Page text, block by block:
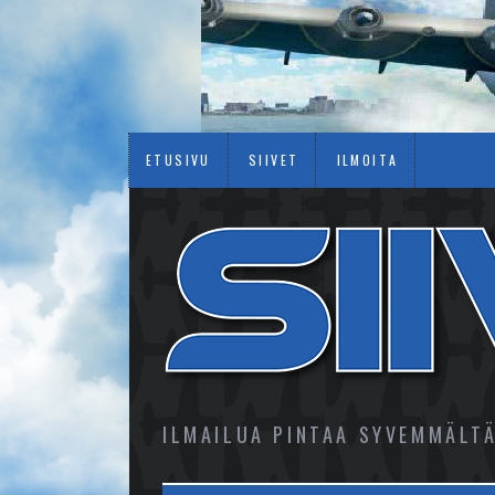
ETUSIVU SIIVET ILMOITA
ILMAILUA PINTAA